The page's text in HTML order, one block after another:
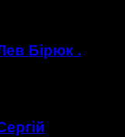
Бірюк .